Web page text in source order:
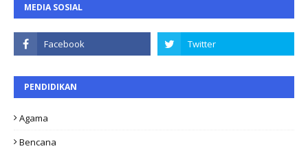
MEDIA SOSIAL
PENDIDIKAN
Agama
Bencana